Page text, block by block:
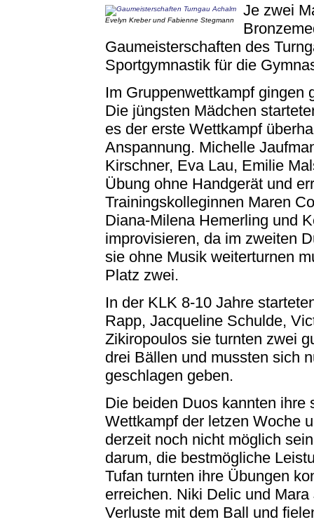
Evelyn Kreber und Fabienne Stegmann
Je zwei
Gaumeisterschaften des
Sportgymnastik für die
Im Gruppenwettkampf gingen
Die jüngsten Mädchen
es der erste Wettkampf
Anspannung. Michelle
Kirschner, Eva Lau, Emilie
Übung ohne Handgerät und
Trainingskolleginnen Maren
Diana-Milena Hemerling und
improvisieren, da im zweiten
sie ohne Musik weiterturnen
Platz zwei.
In der KLK 8-10 Jahre
Rapp, Jacqueline Schulde,
Zikiropoulos sie turnten zwei
drei Bällen und mussten sich
geschlagen geben.
Die beiden Duos kannten ihre
Wettkampf der letzen Woche
derzeit noch nicht möglich
darum, die bestmögliche
Tufan turnten ihre Übungen
erreichen. Niki Delic und
Verluste mit dem Ball und